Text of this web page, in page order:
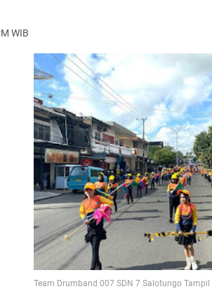
WIB
Team Drumband 007 SDN 7 Salotungo